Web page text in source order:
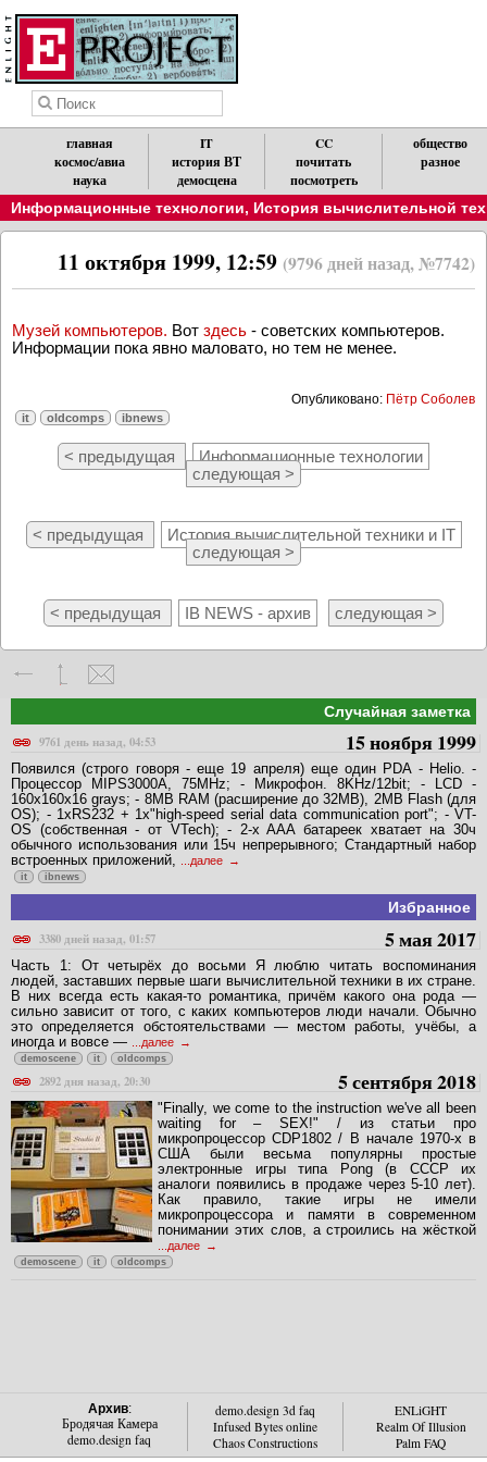
главная
космос/авиа
наука
IT
история ВТ
демосцена
CC
почитать
посмотреть
общество
разное
Информационные технологии, История вычислительной
11 октября 1999, 12:59 (9796 дней назад, №7742)
Музей компьютеров. Вот здесь - советских компьютеров.
Информации пока явно маловато, но тем не менее.
Опубликовано: Пётр Соболев
it oldcomps ibnews
< предыдущая
Информационные технологии
следующая >
< предыдущая
История вычислительной техники и IT
следующая >
< предыдущая IB NEWS - архив следующая >
Случайная заметка
9761 день назад, 04:53
15 ноября 1999
Появился (строго говоря - еще 19 апреля) еще один PDA - Helio. -
Процессор MIPS3000A, 75MHz; - Микрофон. 8KHz/12bit; - LCD -
160x160x16 grays; - 8MB RAM (расширение до 32MB), 2MB Flash (для
OS); - 1xRS232 + 1x"high-speed serial data communication port"; - VT-
OS (собственная - от VTech); - 2-x AAA батареек хватает на 30ч
обычного использования или 15ч непрерывного; Стандартный набор
встроенных приложений,
...далее
it ibnews
Избранное
3380 дней назад, 01:57
5 мая 2017
Часть 1: От четырёх до восьми Я люблю читать воспоминания
людей, заставших первые шаги вычислительной техники в их стране.
В них всегда есть какая-то романтика, причём какого она рода —
сильно зависит от того, с каких компьютеров люди начали. Обычно
это определяется обстоятельствами — местом работы, учёбы, а
иногда и вовсе —
...далее
demoscene it oldcomps
2892 дня назад, 20:30 5 сентября 2018
"Finally, we come to the instruction we've all been
waiting for – SEX!" / из статьи про
микропроцессор CDP1802 / В начале 1970-х в
США были весьма популярны простые
электронные игры типа Pong (в СССР их
аналоги появились в продаже через 5-10 лет).
Как правило, такие игры не имели
микропроцессора и памяти в современном
понимании этих слов, а строились на жёсткой
...далее
demoscene it oldcomps
Архив:
Бродячая Камера
demo.design faq
demo.design 3d faq
Infused Bytes online
Chaos Constructions
ENLiGHT
Realm Of Illusion
Palm FAQ